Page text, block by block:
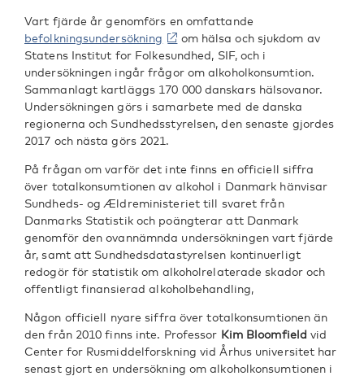
Vart fjärde år genomförs en omfattande
befolkningsundersökning
om hälsa och sjukdom av
Statens Institut for Folkesundhed, SIF, och i
undersökningen ingår frågor om alkoholkonsumtion.
Sammanlagt kartläggs 170 000 danskars hälsovanor.
Undersökningen görs i samarbete med de danska
regionerna och Sundhedsstyrelsen, den senaste gjordes
2017 och nästa görs 2021.
På frågan om varför det inte finns en officiell siffra
över totalkonsumtionen av alkohol i Danmark hänvisar
Sundheds- og Ældreministeriet till svaret från
Danmarks Statistik och poängterar att Danmark
genomför den ovannämnda undersökningen vart fjärde
år, samt att Sundhedsdatastyrelsen kontinuerligt
redogör för statistik om alkoholrelaterade skador och
offentligt finansierad alkoholbehandling,
Någon officiell nyare siffra över totalkonsumtionen än
den från 2010 finns inte. Professor Kim Bloomfield vid
Center for Rusmiddelforskning vid Århus universitet har
senast gjort en undersökning om alkoholkonsumtionen i